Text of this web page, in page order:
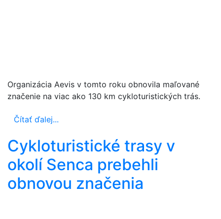
Organizácia Aevis v tomto roku obnovila maľované
značenie na viac ako 130 km cykloturistických trás.
Čítať ďalej...
Cykloturistické trasy v
okolí Senca prebehli
obnovou značenia